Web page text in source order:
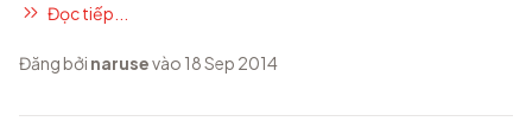
Đọc tiếp...
Đăng bởi narusevào 18 Sep 2014